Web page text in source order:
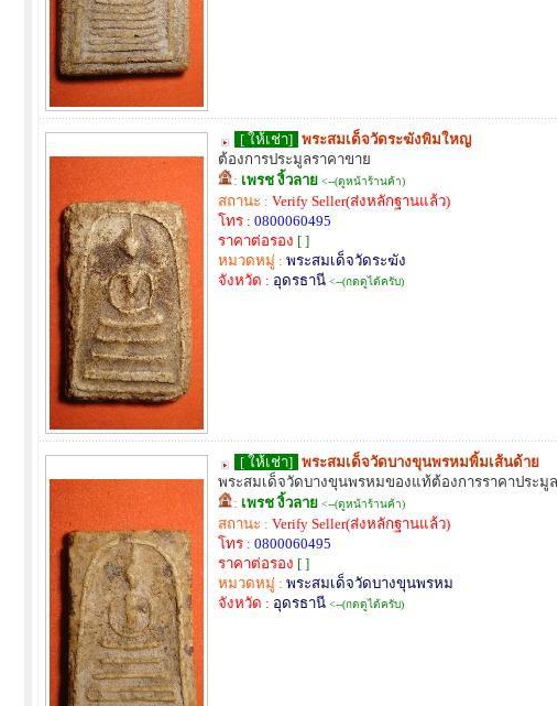
[ ให้เช่า] พระสมเด็จวัดระฆังพิมใหญ
ต้องการประมูลราคาขาย
: เพรช งิ้วลาย <--(ดูหน้าร้านค้า)
สถานะ : Verify Seller(ส่งหลักฐานแล้ว)
โทร : 0800060495
ราคาต่อรอง [ ]
หมวดหมู่ : พระสมเด็จวัดระฆัง
จังหวัด : อุดรธานี <--(กดดูได้ครับ)
[ ให้เช่า] พระสมเด็จวัดบางขุนพรหมพิ้มเส้นด้าย
พระสมเด็จวัดบางขุนพรหมของแท้ต้องการราคาประมูล
: เพรช งิ้วลาย <--(ดูหน้าร้านค้า)
สถานะ : Verify Seller(ส่งหลักฐานแล้ว)
โทร : 0800060495
ราคาต่อรอง [ ]
หมวดหมู่ : พระสมเด็จวัดบางขุนพรหม
จังหวัด : อุดรธานี <--(กดดูได้ครับ)